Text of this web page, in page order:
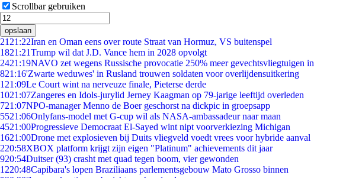
Scrollbar gebruiken
opslaan
21 21:22Iran en Oman eens over route Straat van Hormuz, VS buitenspel
1821:21Trump wil dat J.D. Vance hem in 2028 opvolgt
2421:19NAVO zet wegens Russische provocatie 250% meer gevechtsvliegtuigen in
821:16'Zwarte weduwes' in Rusland trouwen soldaten voor overlijdensuitkering
1 21:09Le Court wint na nerveuze finale, Pieterse derde
1021:07Zangeres en Idols-jurylid Jerney Kaagman op 79-jarige leeftijd overleden
721:07NPO-manager Menno de Boer geschorst na dickpic in groepsapp
5521:06Onlyfans-model met G-cup wil als NASA-ambassadeur naar maan
4521:00Progressieve Democraat El-Sayed wint nipt voorverkiezing Michigan
1621:00Drone met explosieven bij Duits vliegveld voedt vrees voor hybride aanval
220:58XBOX platform krijgt zijn eigen "Platinum" achievements dit jaar
920:54Duitser (93) crasht met quad tegen boom, vier gewonden
1220:48Capibara's lopen Braziliaans parlementsgebouw Mato Grosso binnen